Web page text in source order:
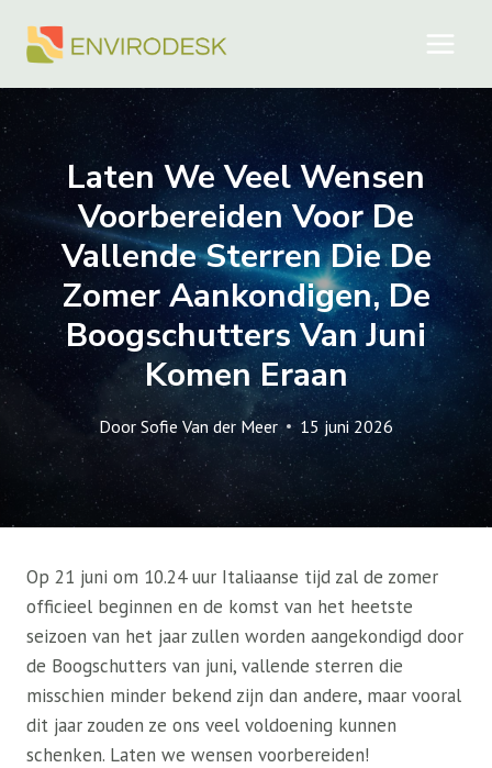
naar
Laten We Veel Wensen
Voorbereiden Voor De
Vallende Sterren Die De
Zomer Aankondigen, De
Boogschutters Van Juni
Komen Eraan
Door Sofie Van der Meer 15 juni 2026
Op 21 juni om 10.24 uur Italiaanse tijd zal de zomer
officieel beginnen en de komst van het heetste
seizoen van het jaar zullen worden aangekondigd door
de Boogschutters van juni, vallende sterren die
misschien minder bekend zijn dan andere, maar vooral
dit jaar zouden ze ons veel voldoening kunnen
schenken. Laten we wensen voorbereiden!